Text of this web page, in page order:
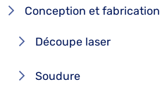
Conception et fabrication
Découpe laser
Soudure